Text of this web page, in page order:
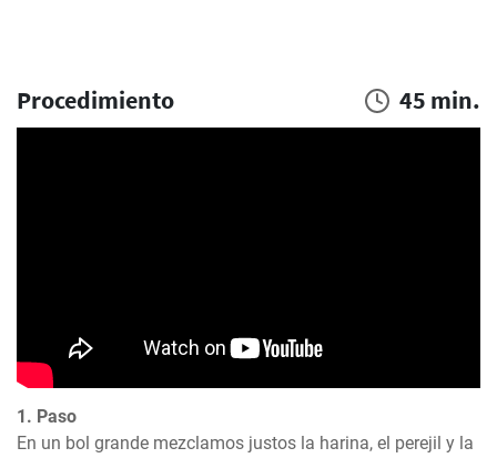
Procedimiento 45 min.
1. Paso
En un bol grande mezclamos justos la harina, el perejil y la